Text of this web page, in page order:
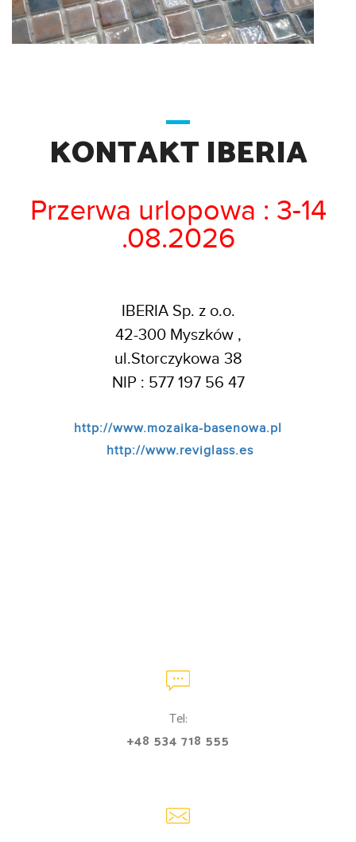
KONTAKT IBERIA
Przerwa urlopowa : 3-14
.08.2026
IBERIA Sp. z o.o.
42-300 Myszków ,
ul.Storczykowa 38
NIP : 577 197 56 47
http://www.mozaika-basenowa.pl
http://www.reviglass.es
Tel:
+48 534 718 555